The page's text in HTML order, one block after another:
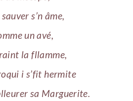
s’n âme,
un avé,
la fllamme,
i s’fit hermite
sa Marguerite.